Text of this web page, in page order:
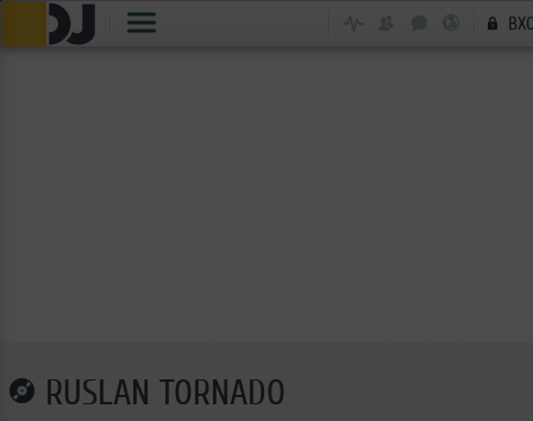
RUSLAN TORNADO